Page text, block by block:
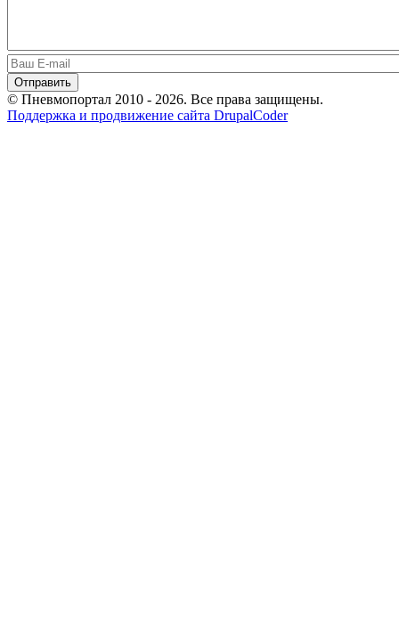
© Пневмопортал 2010 - 2026. Все права защищены.
Поддержка и продвижение сайта DrupalCoder